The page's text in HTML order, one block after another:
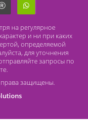
Производители
Оснащение кабинетов
Отзывы
Oплата